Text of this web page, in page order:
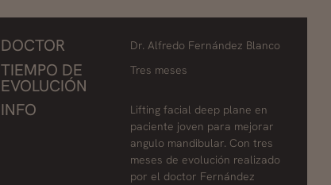
DOCTOR Dr. Alfredo Fernández Blanco
TIEMPO DE
EVOLUCIÓN
Tres meses
INFO
Lifting facial deep plane en
paciente joven para mejorar
angulo mandibular. Con tres
meses de evolución realizado
por el doctor Fernández